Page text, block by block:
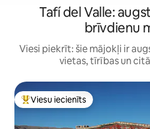
Tafí del Valle:
brīvdienu
Viesi piekrīt: šie mājokļi ir
vietas, tīrības un
Populārs viesu iecienīts mājoklis
Viesu iecienīts